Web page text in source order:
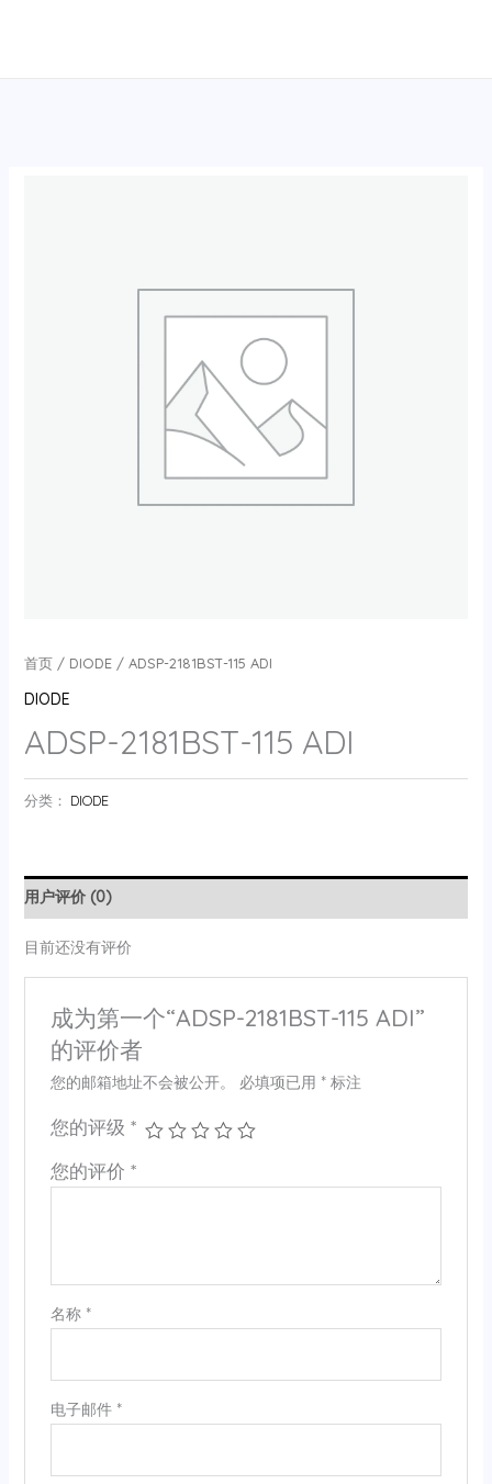
首页/ DIODE/ ADSP-2181BST-115 ADI
DIODE
ADSP-2181BST-115 ADI
分类： DIODE
用户评价 (0)
目前还没有评价
成为第一个“ADSP-2181BST-115 ADI”
的评价者
您的邮箱地址不会被公开。 必填项已用 *标注
您的评级 *
您的评价 *
名称 *
电子邮件 *